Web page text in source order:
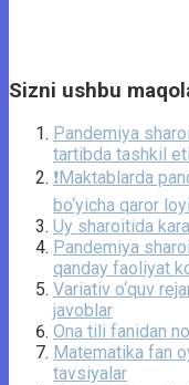
Sizni ushbu
Pandemiya
tartibda tashkil
❗Maktablarda
bo‘yicha qaror
Uy sharoitida
Pandemiya
qanday faoliyat
Variativ o‘quv
javoblar
Ona tili fanidan
Matematika fan
tavsiyalar